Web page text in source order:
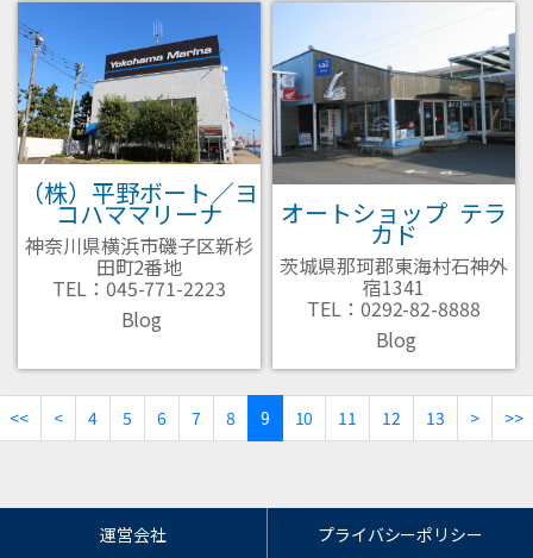
（株）平野ボート／ヨ
コハママリーナ
神奈川県横浜市磯子区新杉
田町2番地
TEL：045-771-2223
Blog
オートショップ テラ
カド
茨城県那珂郡東海村石神外
宿1341
TEL：0292-82-8888
Blog
<< < 4 5 6 7 8 (current)
9 10 11 12 13 > >>
運営会社 プライバシーポリシー